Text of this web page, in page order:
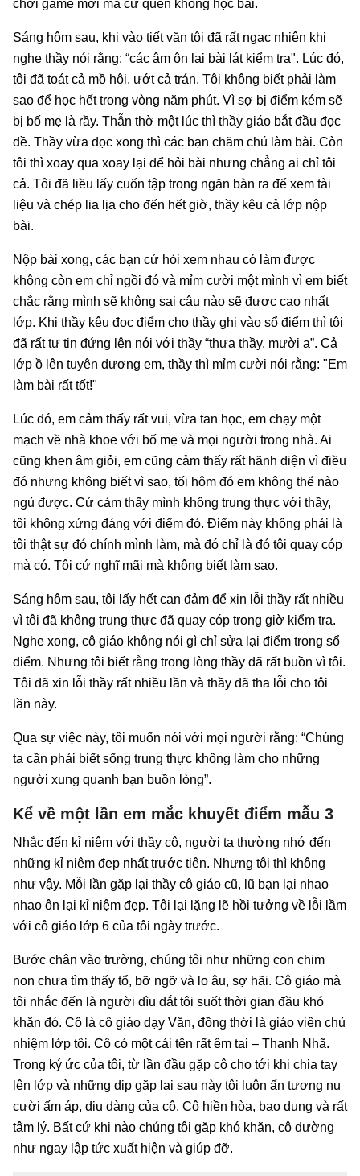
chơi game mới mà cứ quên không học bài.
Sáng hôm sau, khi vào tiết văn tôi đã rất ngạc nhiên khi
nghe thầy nói rằng: “các âm ôn lại bài lát kiểm tra". Lúc đó,
tôi đã toát cả mồ hôi, ướt cả trán. Tôi không biết phải làm
sao để học hết trong vòng năm phút. Vì sợ bị điểm kém sẽ
bị bố mẹ là rầy. Thẫn thờ một lúc thì thầy giáo bắt đầu đọc
đề. Thầy vừa đọc xong thì các bạn chăm chú làm bài. Còn
tôi thì xoay qua xoay lại để hỏi bài nhưng chẳng ai chỉ tôi
cả. Tôi đã liều lấy cuốn tập trong ngăn bàn ra để xem tài
liệu và chép lia lịa cho đến hết giờ, thầy kêu cả lớp nộp
bài.
Nộp bài xong, các bạn cứ hỏi xem nhau có làm được
không còn em chỉ ngồi đó và mỉm cười một mình vì em biết
chắc rằng mình sẽ không sai câu nào sẽ được cao nhất
lớp. Khi thầy kêu đọc điểm cho thầy ghi vào sổ điểm thì tôi
đã rất tự tin đứng lên nói với thầy “thưa thầy, mười ạ”. Cả
lớp ồ lên tuyên dương em, thầy thì mỉm cười nói rằng: "Em
làm bài rất tốt!"
Lúc đó, em cảm thấy rất vui, vừa tan học, em chạy một
mạch về nhà khoe với bố mẹ và mọi người trong nhà. Ai
cũng khen âm giỏi, em cũng cảm thấy rất hãnh diện vì điều
đó nhưng không biết vì sao, tối hôm đó em không thể nào
ngủ được. Cứ cảm thấy mình không trung thực với thầy,
tôi không xứng đáng với điểm đó. Điểm này không phải là
tôi thật sự đó chính mình làm, mà đó chỉ là đó tôi quay cóp
mà có. Tôi cứ nghĩ mãi mà không biết làm sao.
Sáng hôm sau, tôi lấy hết can đảm để xin lỗi thầy rất nhiều
vì tôi đã không trung thực đã quay cóp trong giờ kiểm tra.
Nghe xong, cô giáo không nói gì chỉ sửa lại điểm trong sổ
điểm. Nhưng tôi biết rằng trong lòng thầy đã rất buồn vì tôi.
Tôi đã xin lỗi thầy rất nhiều lần và thầy đã tha lỗi cho tôi
lần này.
Qua sự việc này, tôi muốn nói với mọi người rằng: “Chúng
ta cần phải biết sống trung thực không làm cho những
người xung quanh bạn buồn lòng”.
Kể về một lần em mắc khuyết điểm mẫu 3
Nhắc đến kỉ niệm với thầy cô, người ta thường nhớ đến
những kỉ niệm đẹp nhất trước tiên. Nhưng tôi thì không
như vậy. Mỗi lần gặp lại thầy cô giáo cũ, lũ bạn lại nhao
nhao ôn lại kỉ niệm đẹp. Tôi lại lặng lẽ hồi tưởng về lỗi lầm
với cô giáo lớp 6 của tôi ngày trước.
Bước chân vào trường, chúng tôi như những con chim
non chưa tìm thấy tổ, bỡ ngỡ và lo âu, sợ hãi. Cô giáo mà
tôi nhắc đến là người dìu dắt tôi suốt thời gian đầu khó
khăn đó. Cô là cô giáo dạy Văn, đồng thời là giáo viên chủ
nhiệm lớp tôi. Cô có một cái tên rất êm tai – Thanh Nhã.
Trong ký ức của tôi, từ lần đầu gặp cô cho tới khi chia tay
lên lớp và những dịp gặp lại sau này tôi luôn ấn tượng nụ
cười ấm áp, dịu dàng của cô. Cô hiền hòa, bao dung và rất
tâm lý. Bất cứ khi nào chúng tôi gặp khó khăn, cô dường
như ngay lập tức xuất hiện và giúp đỡ.